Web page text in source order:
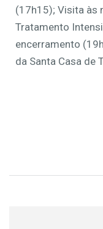
(17h15); Visita às
Tratamento
encerramento
da Santa Casa de